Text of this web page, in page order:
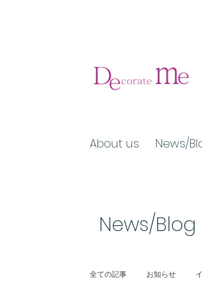
About us News/
News/Blog​
全ての記事 お知らせ